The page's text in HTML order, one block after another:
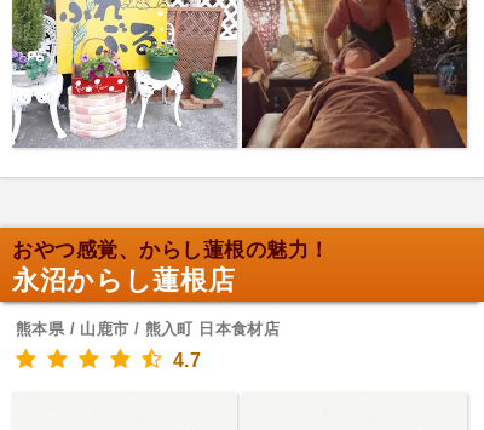
おやつ感覚、からし蓮根の魅力！
永沼からし蓮根店
熊本県 / 山鹿市 / 熊入町 日本食材店
4.7